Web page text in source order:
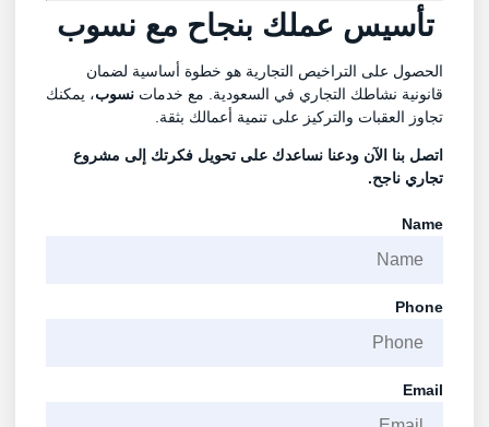
تأسيس عملك بنجاح مع نسوب
الحصول على التراخيص التجارية هو خطوة أساسية لضمان
قانونية نشاطك التجاري في السعودية. مع خدماتنسوب، يمكنك
تجاوز العقبات والتركيز على تنمية أعمالك بثقة.
اتصل بناالآن ودعنا نساعدك على تحويل فكرتك إلى مشروع
تجاري ناجح.
Name
Phone
Email